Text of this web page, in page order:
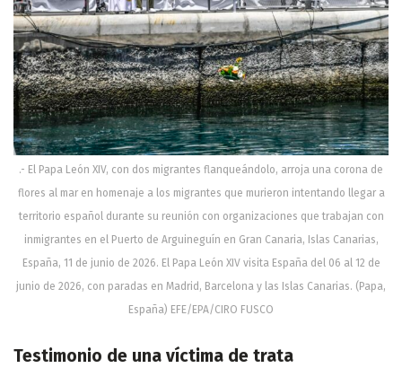
.- El Papa León XIV, con dos migrantes flanqueándolo, arroja una corona de
flores al mar en homenaje a los migrantes que murieron intentando llegar a
territorio español durante su reunión con organizaciones que trabajan con
inmigrantes en el Puerto de Arguineguín en Gran Canaria, Islas Canarias,
España, 11 de junio de 2026. El Papa León XIV visita España del 06 al 12 de
junio de 2026, con paradas en Madrid, Barcelona y las Islas Canarias. (Papa,
España) EFE/EPA/CIRO FUSCO
Testimonio de una víctima de trata